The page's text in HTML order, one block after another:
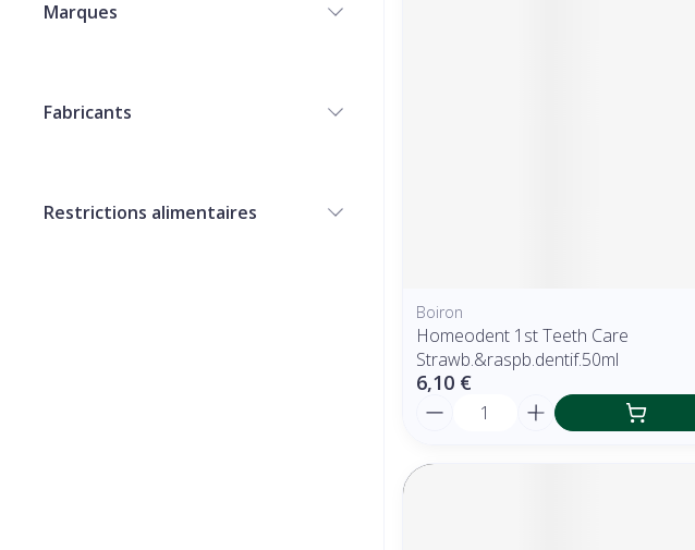
Marques
Fabricants
Restrictions alimentaires
Boiron
Homeodent 1st Teeth Care
Strawb.&raspb.dentif.50ml
6,10 €
Quantité